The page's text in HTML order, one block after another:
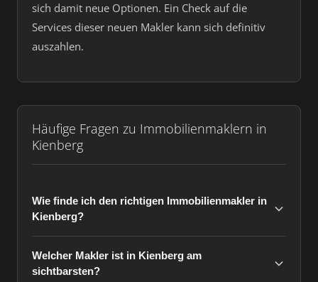
sich damit neue Optionen. Ein Check auf die
Services dieser neuen Makler kann sich definitiv
auszahlen.
Häufige Fragen zu Immobilienmaklern in
Kienberg
Wie finde ich den richtigen Immobilienmakler in
Kienberg?
Welcher Makler ist in Kienberg am
sichtbarsten?